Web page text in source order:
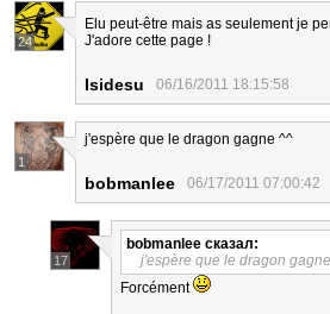
24
Elu peut-être mais as seulement je
J'adore cette page !
Isidesu 06/16/2011 18:15:58
1
j'espère que le dragon gagne ^^
bobmanlee 06/17/2011 07:00:42
17
bobmanlee сказал:
j'espère que le dragon
Forcément